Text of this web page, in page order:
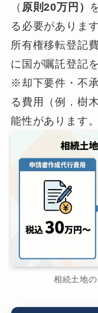
（ 原則20万円）
る必要があります
所有権移転登記
に国が嘱託登記
※却下要件・不
る費用（例．樹
能性があります。
相続土地